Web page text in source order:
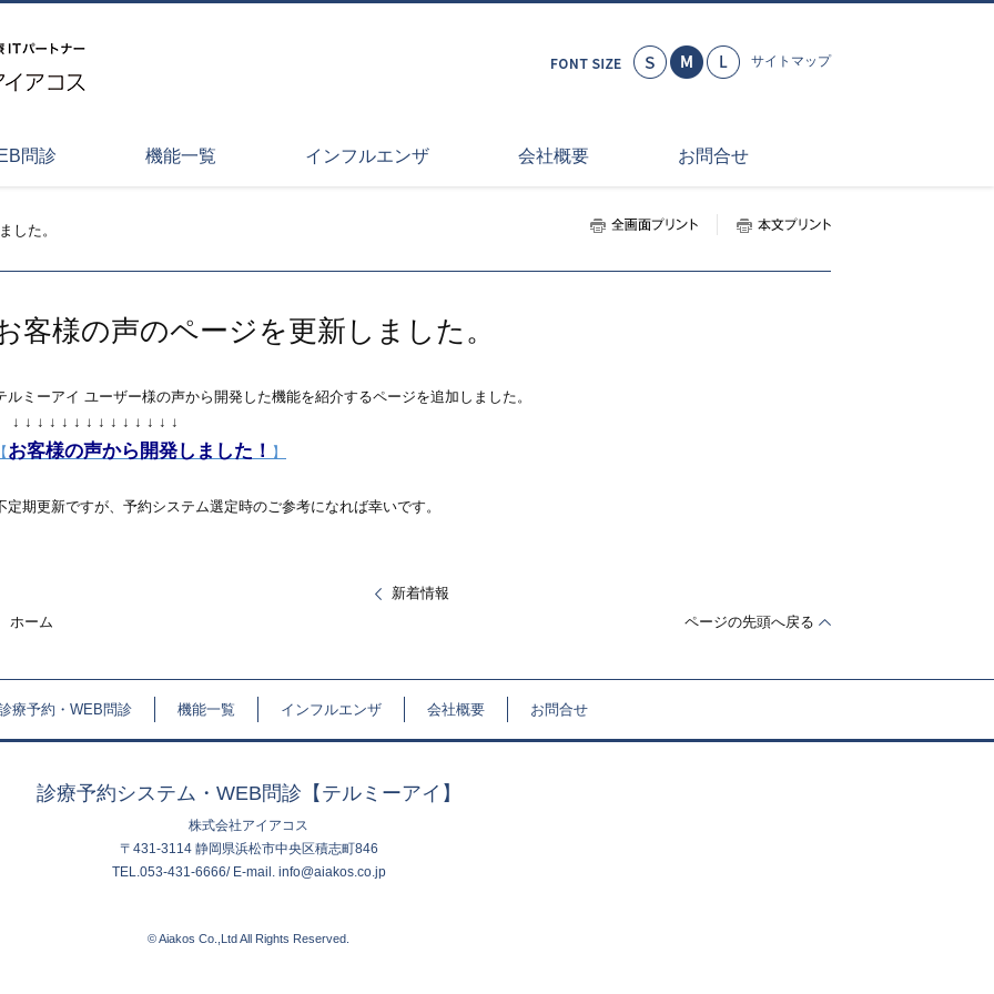
サイトマップ
問診 機能一覧 インフルエンザ 会社概要 お問合せ
した。
客様の声のページを更新しました。
ルミーアイ ユーザー様の声から開発した機能を紹介するページを追加しました。
↓ ↓ ↓ ↓ ↓ ↓ ↓ ↓ ↓ ↓ ↓ ↓ ↓
お客様の声から開発しました！ 】
定期更新ですが、予約システム選定時のご参考になれば幸いです。
新着情報
ホーム
ページの先頭へ戻る
療予約・WEB問診 機能一覧 インフルエンザ 会社概要 お問合せ
診療予約システム・WEB問診【テルミーアイ】
株式会社アイアコス
〒431-3114 静岡県浜松市中央区積志町846
TEL.053-431-6666/ E-mail. info@aiakos.co.jp
© Aiakos Co.,Ltd All Rights Reserved.